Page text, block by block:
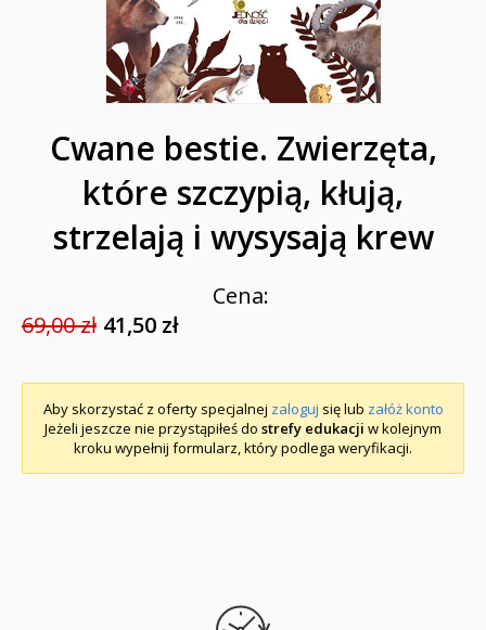
Cwane bestie. Zwierzęta,
które szczypią, kłują,
strzelają i wysysają krew
Cena:
69,00 zł 41,50 zł
Aby skorzystać z oferty specjalnej zaloguj się lub załóż konto
Jeżeli jeszcze nie przystąpiłeś do strefy edukacji w kolejnym
kroku wypełnij formularz, który podlega weryfikacji.